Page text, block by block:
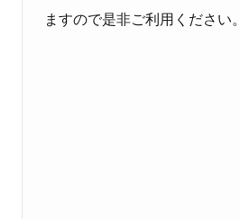
ますので是非ご利用ください。